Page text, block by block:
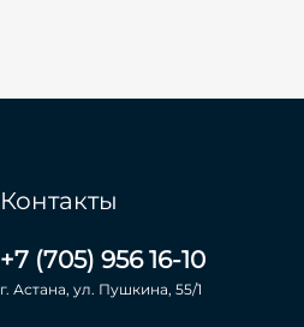
Контакты
+7 (705) 956 16-10
г. Астана, ул. Пушкина, 55/1